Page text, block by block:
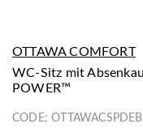
OTTAWA COMFORT
WC-Sitz mit Absenkautomatik für Wand-WC SILENT
POWER™
CODE: